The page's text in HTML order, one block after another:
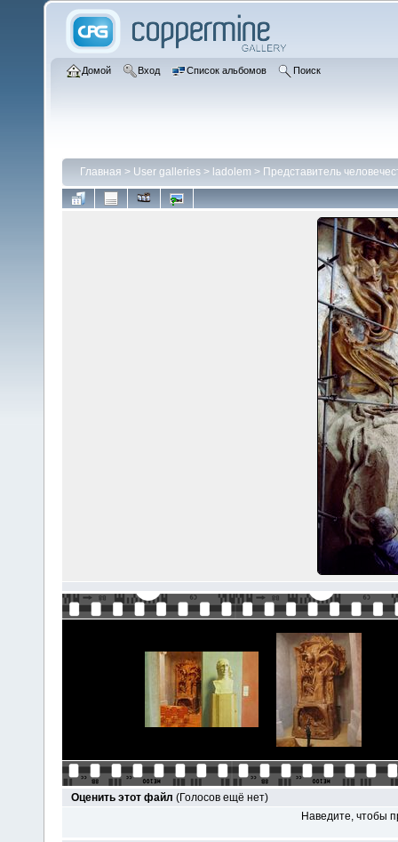
Домой Вход Список альбомов Поиск
Главная > User galleries > ladolem > Представитель
Оценить этот файл (Голосов ещё нет)
Наведите, чтобы